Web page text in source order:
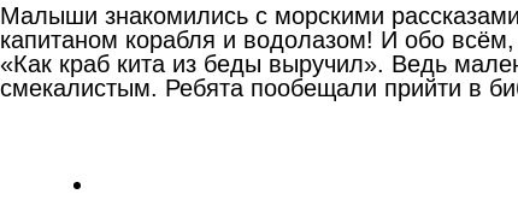
Малыши знакомились с морскими
капитаном корабля и водолазом! И обо
«Как краб кита из беды выручил». Ведь
смекалистым. Ребята пообещали прийти в